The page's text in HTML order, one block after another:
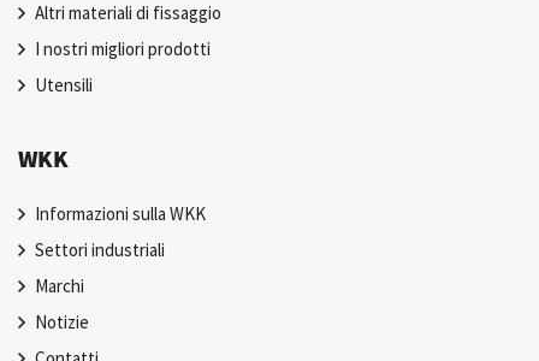
Altri materiali di fissaggio
I nostri migliori prodotti
Utensili
WKK
Informazioni sulla WKK
Settori industriali
Marchi
Notizie